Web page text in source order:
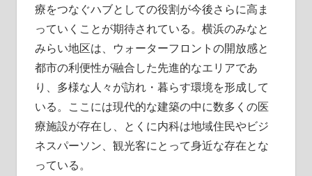
療をつなぐハブとしての役割が今後さらに高ま
っていくことが期待されている。横浜のみなと
みらい地区は、ウォーターフロントの開放感と
都市の利便性が融合した先進的なエリアであ
り、多様な人々が訪れ・暮らす環境を形成して
いる。ここには現代的な建築の中に数多くの医
療施設が存在し、とくに内科は地域住民やビジ
ネスパーソン、観光客にとって身近な存在とな
っている。